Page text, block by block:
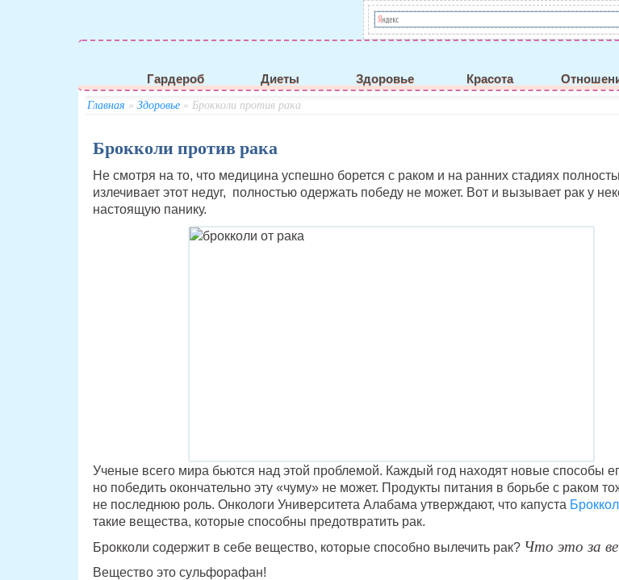
Гардероб Диеты Здоровье Красота
Главная » Здоровье» Брокколи против рака
Брокколи против рака
Не смотря на то, что медицина успешно борется с раком и на ранних стадиях
излечивает этот недуг, полностью одержать победу не может. Вот и вызывает рак у
настоящую панику.
Ученые всего мира бьются над этой проблемой. Каждый год находят новые способы
но победить окончательно эту «чуму» не может. Продукты питания в борьбе с раком
не последнюю роль. Онкологи Университета Алабама утверждают, что капуста
такие вещества, которые способны предотвратить рак.
Брокколи содержит в себе вещество, которые способно вылечить рак? Что это за
Вещество это сульфорафан!